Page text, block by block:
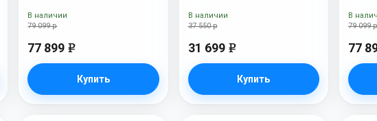
79 099 р
77 899 e
Купить
В наличии
37 550 р
31 699 e
Купить
В наличии
New)
79 099 р
77
В